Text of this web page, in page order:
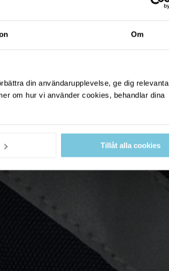
Om
din användarupplevelse, ge dig relevanta
om hur vi använder cookies, behandlar dina
Tillåt alla cookies